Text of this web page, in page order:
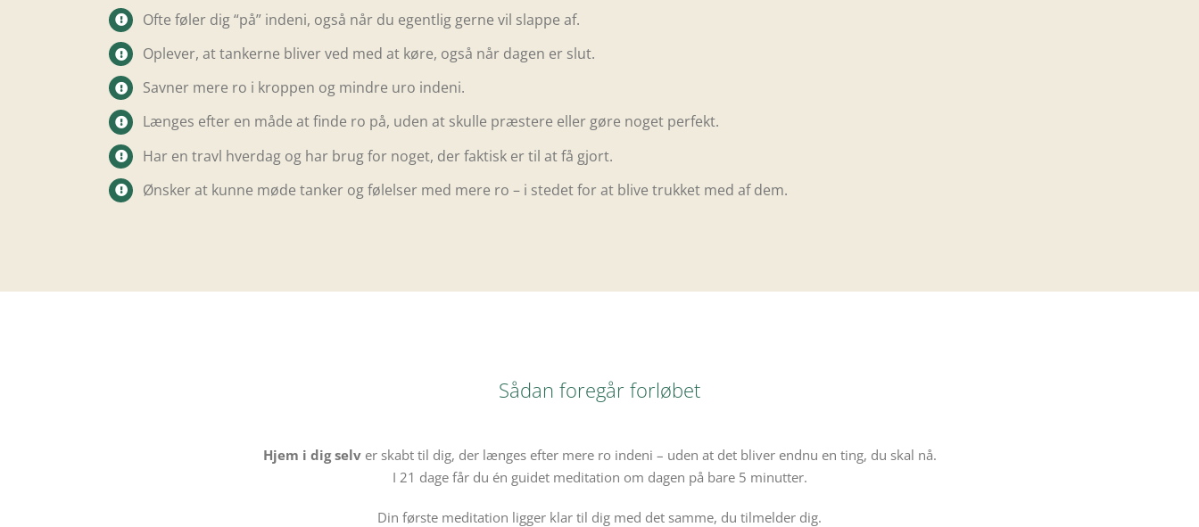
Ofte føler dig “på” indeni, også når du egentlig gerne vil slappe af.
Oplever, at tankerne bliver ved med at køre, også når dagen er slut.
Savner mere ro i kroppen og mindre uro indeni.
Længes efter en måde at finde ro på, uden at skulle præstere eller gøre noget perfekt.
Har en travl hverdag og har brug for noget, der faktisk er til at få gjort.
Ønsker at kunne møde tanker og følelser med mere ro – i stedet for at blive trukket med af dem.
Sådan foregår forløbet
Hjem i dig selver skabt til dig, der længes efter mere ro indeni – uden at det bliver endnu en ting, du skal nå.
I 21 dage får du én guidet meditation om dagen på bare 5 minutter.
Din første meditation ligger klar til dig med det samme, du tilmelder dig.